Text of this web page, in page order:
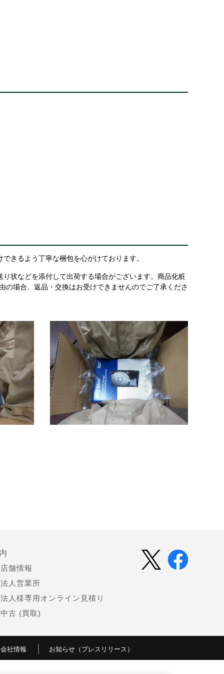
きるよう丁寧な梱包を心がけております。
状などを添付して出荷する場合がございます。商品化粧
場合、返品・交換はお受けできませんのでご了承くださ
店舗情報
法人営業所
法人様専用オンライン見積り
中古 (買取)
会社情報 お知らせ（プレスリリース）